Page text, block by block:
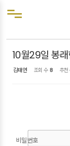
10월29일 봉
김태연 조회 수8 추천
비밀번호